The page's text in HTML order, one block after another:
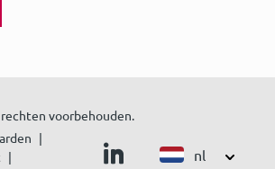
voorbehouden.
nl